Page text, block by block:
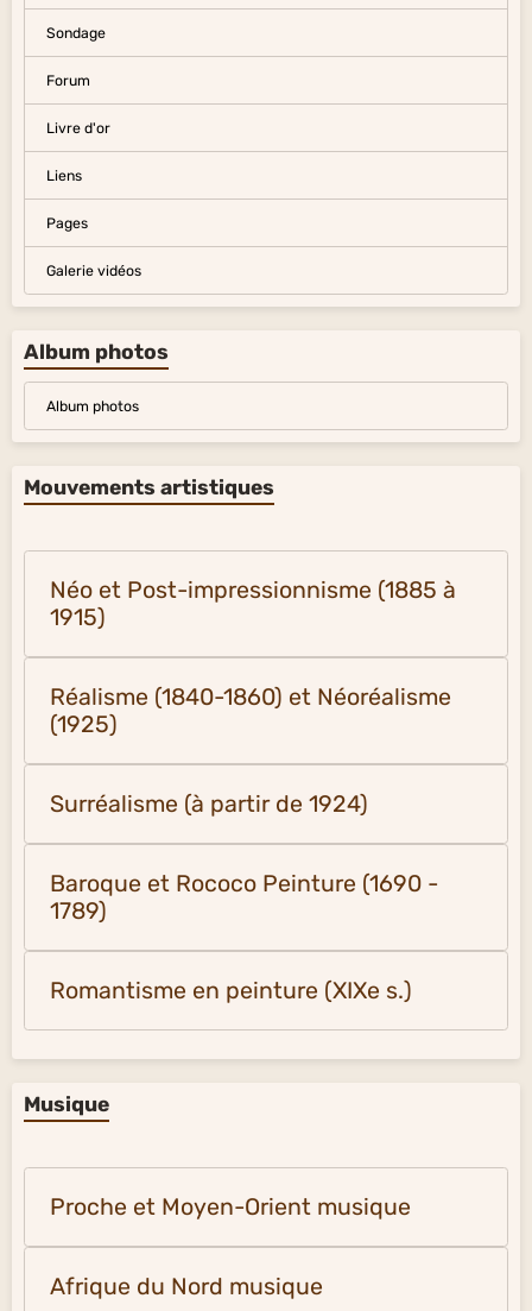
Sondage
Forum
Livre d'or
Liens
Pages
Galerie vidéos
Album photos
Album photos
Mouvements artistiques
Néo et Post-impressionnisme (1885 à
1915)
Réalisme (1840-1860) et Néoréalisme
(1925)
Surréalisme (à partir de 1924)
Baroque et Rococo Peinture (1690 -
1789)
Romantisme en peinture (XIXe s.)
Musique
Proche et Moyen-Orient musique
Afrique du Nord musique